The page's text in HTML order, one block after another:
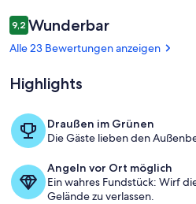
Bewertungen
9,29,2 von 10.
Wunderbar
Alle 23 Bewertungen anzeigen
Highlights
Draußen im Grünen
Die Gäste lieben den
Angeln vor Ort möglich
Ein wahres Fundstück: Wirf
Gelände zu verlassen.